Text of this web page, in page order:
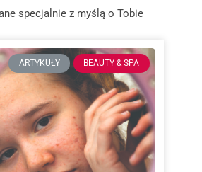
specjalnie z myślą o Tobie
ARTYKUŁY BEAUTY & SPA